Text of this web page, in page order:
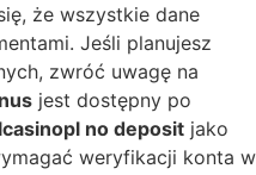
że wszystkie dane
Jeśli planujesz
zwróć uwagę na
jest dostępny po
no deposit jako
weryfikacji konta w